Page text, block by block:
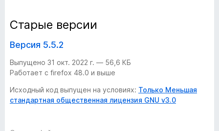
d
b
l
o
Старые версии
Версия 5.5.2
Выпущено 31 окт. 2022 г. — 56,6 КБ
Работает с firefox 48.0 и выше
Исходный код выпущен на условиях: Только Меньшая
стандартная общественная лицензия GNU v3.0